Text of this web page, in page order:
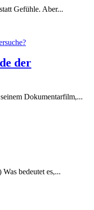
Gefühle. Aber...
der
Dokumentarfilm,...
bedeutet es,...